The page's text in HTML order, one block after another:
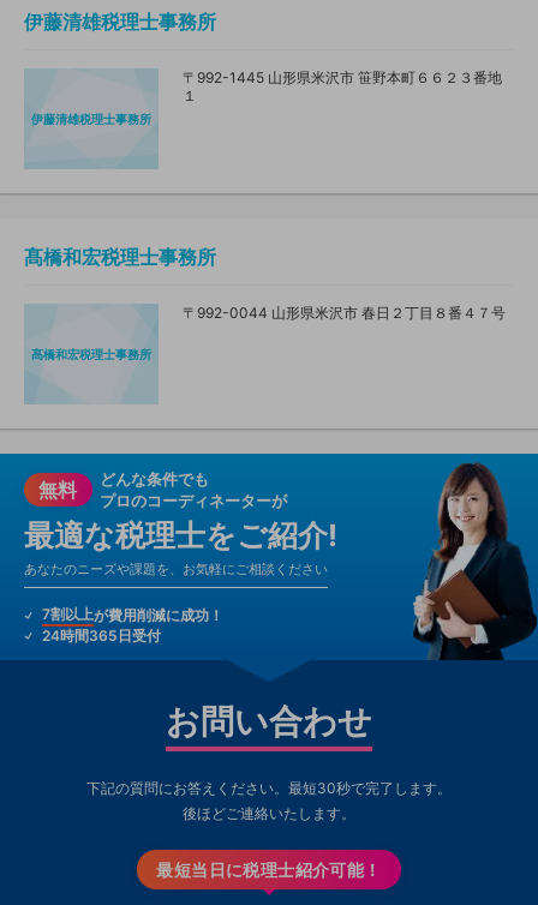
伊藤清雄税理士事務所
伊藤清雄税理士事務所
〒992-1445 山形県米沢市 笹野本町６６２３番地
１
髙橋和宏税理士事務所
髙橋和宏税理士事務所
〒992-0044 山形県米沢市 春日２丁目８番４７号
無料
どんな条件でも
プロのコーディネーターが
最適な税理士をご紹介!
あなたのニーズや課題を、お気軽にご相談ください
7割以上が費用削減に成功！
24時間365日受付
お問い合わせ
下記の質問にお答えください。最短30秒で完了します。
後ほどご連絡いたします。
最短当日に税理士紹介可能！